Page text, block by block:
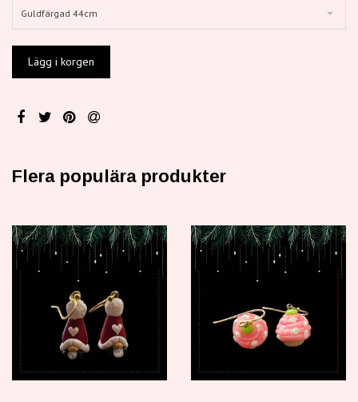
Guldfärgad 44cm
Flera populära produkter